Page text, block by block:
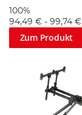
100%
94,49 € - 99,74 €
Zum Produkt